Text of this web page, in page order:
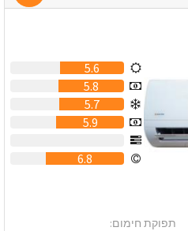
5.6
5.8
5.7
5.9
6.8
תפוקת חימום: